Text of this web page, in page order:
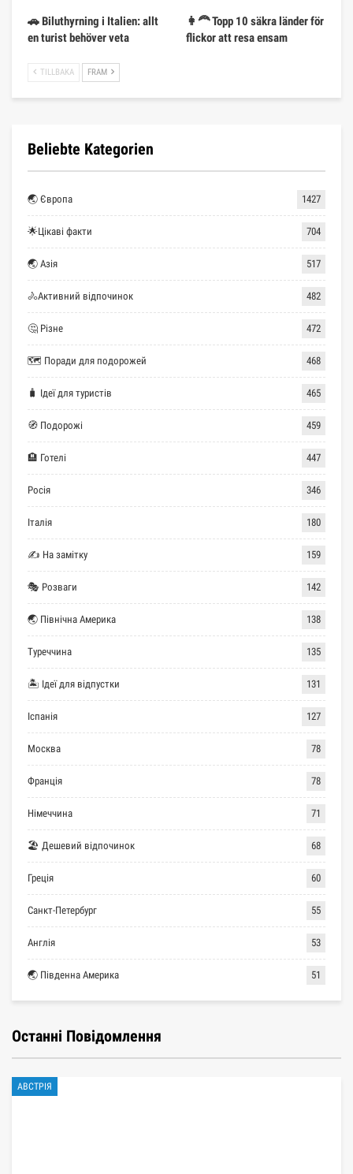
🚗 Biluthyrning i Italien: allt
en turist behöver veta
👩‍🦰 Topp 10 säkra länder för
flickor att resa ensam
TILLBAKA FRAM
Beliebte Kategorien
🌏 Європа 1427
🌟Цікаві факти 704
🌏 Азія 517
🚴Активний відпочинок 482
🤔 Різне 472
🗺 Поради для подорожей 468
🧳 Ідеї для туристів 465
🧭 Подорожі 459
🏨 Готелі 447
Росія 346
Італія 180
✍ На замітку 159
🎭 Розваги 142
🌏 Північна Америка 138
Туреччина 135
🏝 Ідеї для відпустки 131
Іспанія 127
Москва 78
Франція 78
Німеччина 71
🏖 Дешевий відпочинок 68
Греція 60
Санкт-Петербург 55
Англія 53
🌏 Південна Америка 51
Останні Повідомлення
АВСТРІЯ